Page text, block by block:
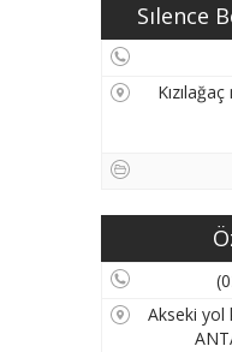
Sılence
Akseki yol